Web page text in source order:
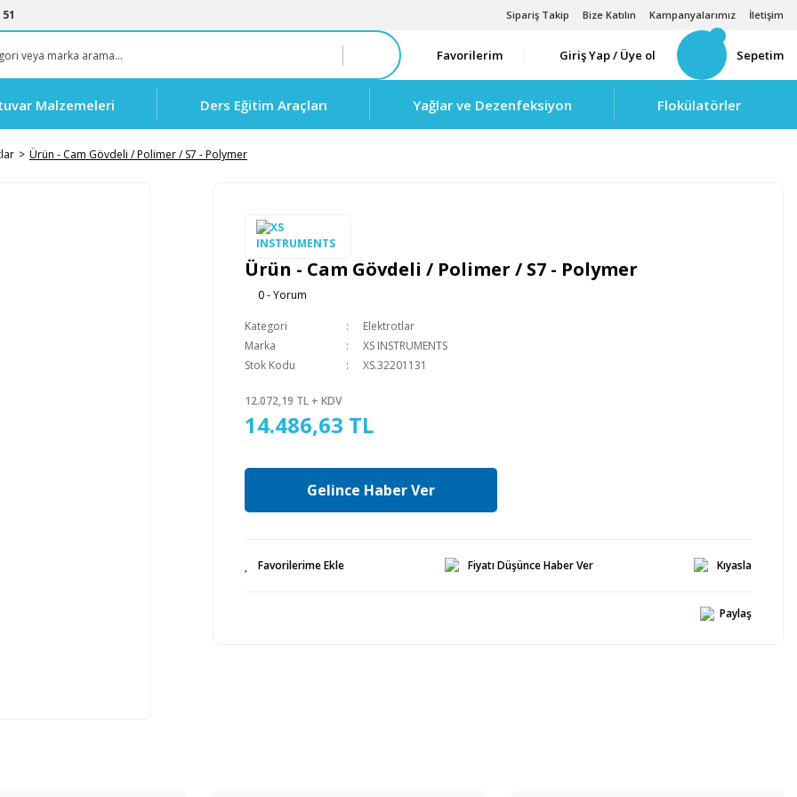
Sipariş Takip Bize Katılın Kampanyalarımız İletişim
Favorilerim Giriş Yap / Üye ol Sepetim
Malzemeleri Ders Eğitim Araçları Yağlar ve Dezenfeksiyon Flokülatörler
Ürün - Cam Gövdeli / Polimer / S7 - Polymer
Ürün - Cam Gövdeli / Polimer / S7 - Polymer
0 - Yorum
Kategori
Elektrotlar
Marka
XS INSTRUMENTS
Stok Kodu
XS.32201131
12.072,19 TL + KDV
14.486,63 TL
Gelince Haber Ver
Fiyatı Düşünce Haber Ver Kıyasla
Paylaş